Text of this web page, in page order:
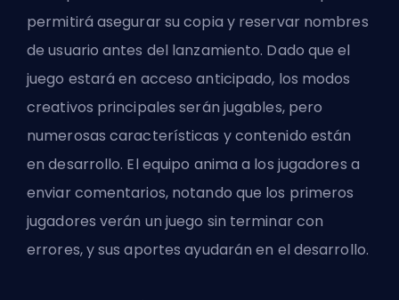
permitirá asegurar su copia y reservar nombres
de usuario antes del lanzamiento. Dado que el
juego estará en acceso anticipado, los modos
creativos principales serán jugables, pero
numerosas características y contenido están
en desarrollo. El equipo anima a los jugadores a
enviar comentarios, notando que los primeros
jugadores verán un juego sin terminar con
errores, y sus aportes ayudarán en el desarrollo.